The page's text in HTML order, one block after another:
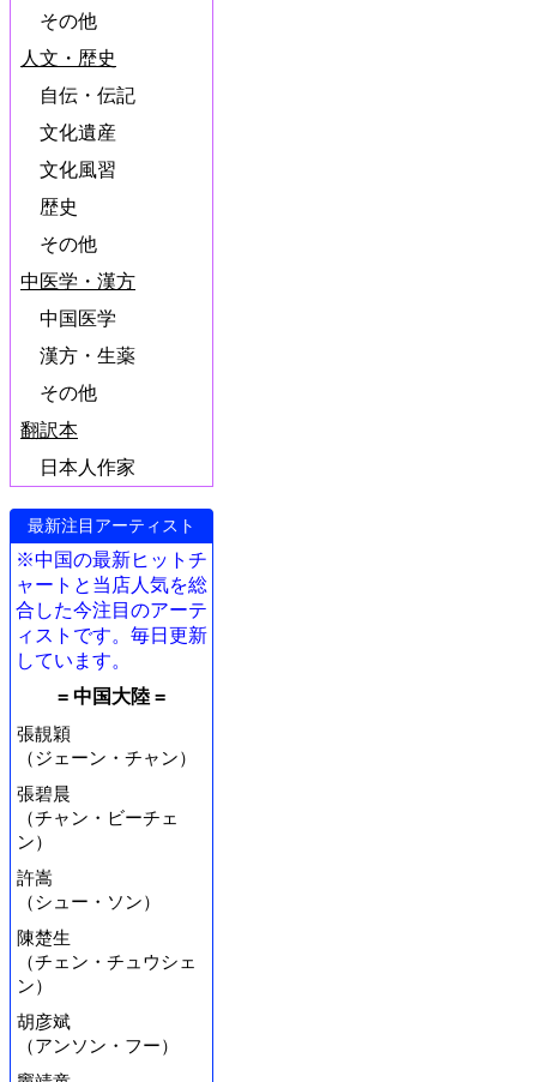
その他
人文・歴史
自伝・伝記
文化遺産
文化風習
歴史
その他
中医学・漢方
中国医学
漢方・生薬
その他
翻訳本
日本人作家
最新注目アーティスト
※中国の最新ヒットチ
ャートと当店人気を総
合した今注目のアーテ
ィストです。毎日更新
しています。
= 中国大陸 =
張靚穎
（ジェーン・チャン）
張碧晨
（チャン・ビーチェ
ン）
許嵩
（シュー・ソン）
陳楚生
（チェン・チュウシェ
ン）
胡彦斌
（アンソン・フー）